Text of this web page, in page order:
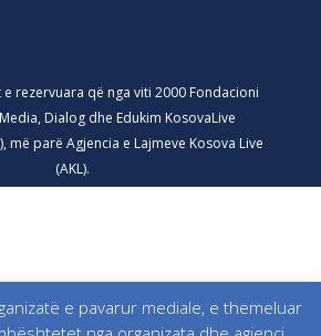
rezervuara që nga viti 2000 Fondacioni
Dialog dhe Edukim KosovaLive
më parë Agjencia e Lajmeve Kosova Live
(AKL).
e pavarur mediale, e themeluar